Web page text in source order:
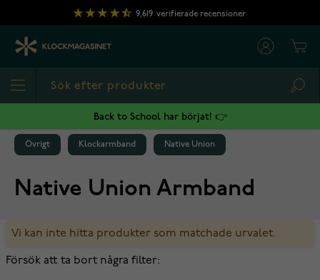
Hoppa till innehållet
9,619 verifierade recensioner
Back to School har börjat! 👉
Övrigt Klockarmband Native Union
Native Union Armband
Vi kan inte hitta produkter som matchade urvalet.
Försök att ta bort några filter: